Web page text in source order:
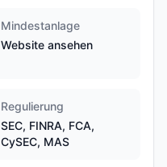
Mindestanlage
Website ansehen
Regulierung
SEC, FINRA, FCA,
CySEC, MAS